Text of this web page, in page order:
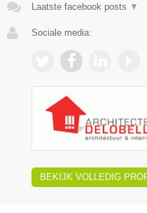
Laatste facebook posts ▼
Sociale media:
BEKIJK VOLLEDIG